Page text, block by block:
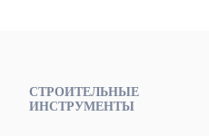
СТРОИТЕЛЬНЫЕ
ИНСТРУМЕНТЫ